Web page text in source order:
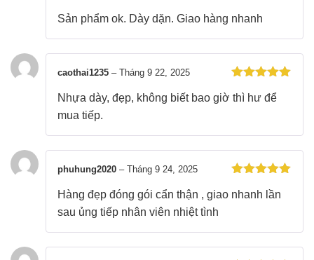
hạng5
Sản phẩm ok. Dày dặn. Giao hàng nhanh
hạng5 5
caothai1235 – Tháng 9 22, 2025
Nhựa dày, đẹp, không biết bao giờ thì hư để
mua tiếp.
hạng5 5
phuhung2020 – Tháng 9 24, 2025
Hàng đẹp đóng gói cẩn thận , giao nhanh lần
sau ủng tiếp nhân viên nhiệt tình